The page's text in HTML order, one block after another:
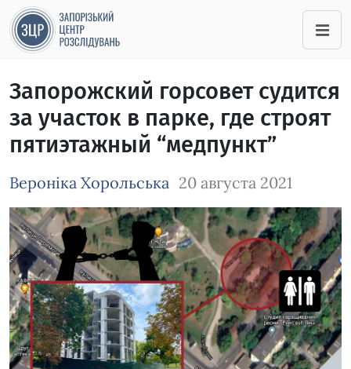
Запорожский горсовет судится
за участок в парке, где строят
пятиэтажный “медпункт”
Вероніка Хорольська 20 августа 2021
Зображення завантажується